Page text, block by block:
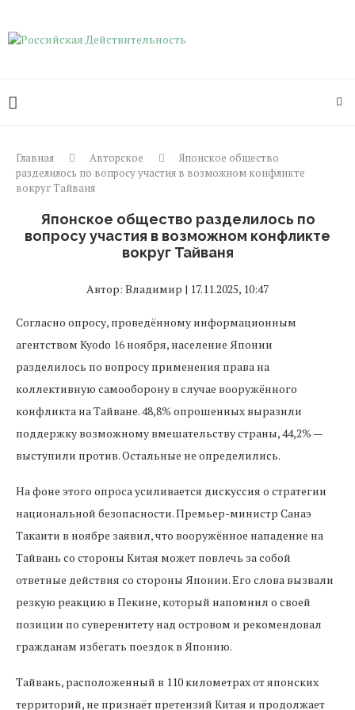
Главная Авторское
Японское общество
разделилось по вопросу участия в возможном конфликте
вокруг Тайваня
Японское общество разделилось по
вопросу участия в возможном конфликте
вокруг Тайваня
Автор: Владимир | 17.11.2025, 10:47
Согласно опросу, проведённому информационным
агентством Kyodo 16 ноября, население Японии
разделилось по вопросу применения права на
коллективную самооборону в случае вооружённого
конфликта на Тайване. 48,8% опрошенных выразили
поддержку возможному вмешательству страны, 44,2% —
выступили против. Остальные не определились.
На фоне этого опроса усиливается дискуссия о стратегии
национальной безопасности. Премьер-министр Санаэ
Такаити в ноябре заявил, что вооружённое нападение на
Тайвань со стороны Китая может повлечь за собой
ответные действия со стороны Японии. Его слова вызвали
резкую реакцию в Пекине, который напомнил о своей
позиции по суверенитету над островом и рекомендовал
гражданам избегать поездок в Японию.
Тайвань, расположенный в 110 километрах от японских
территорий, не признаёт претензий Китая и продолжает